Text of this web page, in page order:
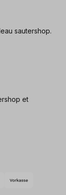
sautershop.
et